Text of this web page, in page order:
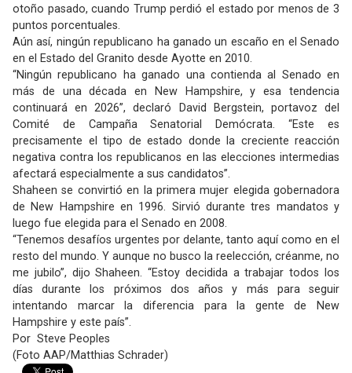
otoño pasado, cuando Trump perdió el estado por menos de 3
puntos porcentuales.
Aún así, ningún republicano ha ganado un escaño en el Senado
en el Estado del Granito desde Ayotte en 2010.
“Ningún republicano ha ganado una contienda al Senado en
más de una década en New Hampshire, y esa tendencia
continuará en 2026”, declaró David Bergstein, portavoz del
Comité de Campaña Senatorial Demócrata. “Este es
precisamente el tipo de estado donde la creciente reacción
negativa contra los republicanos en las elecciones intermedias
afectará especialmente a sus candidatos”.
Shaheen se convirtió en la primera mujer elegida gobernadora
de New Hampshire en 1996. Sirvió durante tres mandatos y
luego fue elegida para el Senado en 2008.
“Tenemos desafíos urgentes por delante, tanto aquí como en el
resto del mundo. Y aunque no busco la reelección, créanme, no
me jubilo”, dijo Shaheen. “Estoy decidida a trabajar todos los
días durante los próximos dos años y más para seguir
intentando marcar la diferencia para la gente de New
Hampshire y este país”.
Por Steve Peoples
(Foto AAP/Matthias Schrader)